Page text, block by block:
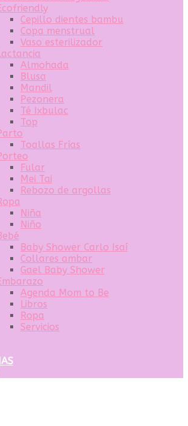
Cepillo dientes bambu
Copa menstrual
Vaso esterilizador
Almohada
Blusa
Mandil
Pezonera
Té Ixbulac
Top
Toallas Frías
Fular
Mei Tai
Rebozo de argollas
Niña
Niño
Baby Shower Carlo Isaí
Collares ambar
Gael Baby Shower
Agenda Mom to Be
Libros
Ropa
Servicios